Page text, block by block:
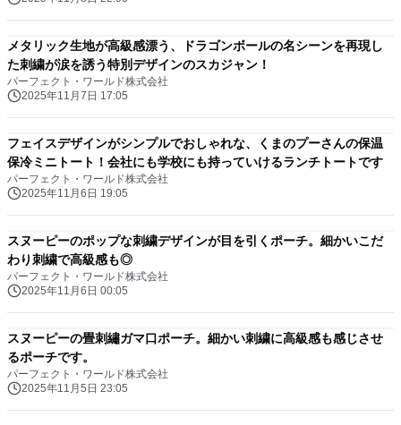
メタリック生地が高級感漂う、ドラゴンボールの名シーンを再現し
た刺繍が涙を誘う特別デザインのスカジャン！
パーフェクト・ワールド株式会社
2025年11月7日 17:05
フェイスデザインがシンプルでおしゃれな、くまのプーさんの保温
保冷ミニトート！会社にも学校にも持っていけるランチトートです
パーフェクト・ワールド株式会社
2025年11月6日 19:05
スヌーピーのポップな刺繍デザインが目を引くポーチ。細かいこだ
わり刺繍で高級感も◎
パーフェクト・ワールド株式会社
2025年11月6日 00:05
スヌーピーの畳刺繡ガマ口ポーチ。細かい刺繍に高級感も感じさせ
るポーチです。
パーフェクト・ワールド株式会社
2025年11月5日 23:05